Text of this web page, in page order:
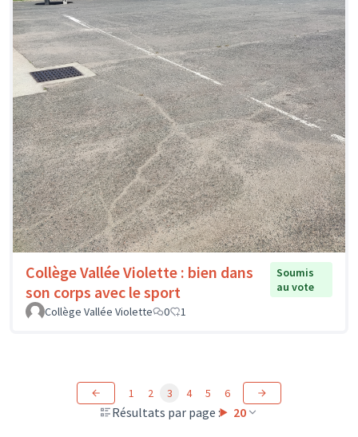
Collège Vallée Violette : bien dans
son corps avec le sport
Soumis
au vote
Collège Vallée Violette
0 1
Résultats par page : 20
1 2 3 4 5 6